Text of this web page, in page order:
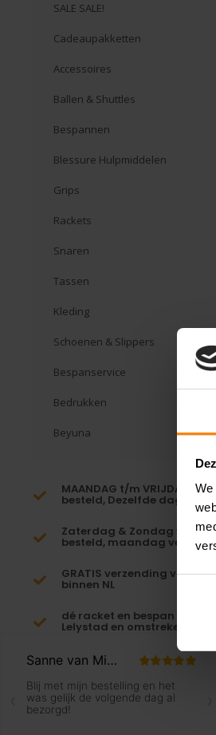
SALE SALE!
Cadeaupakketten
Accessoires
Ballen & Shuttles
Bespannen
Blessure Hulpmiddelen
Grips
Rackets
Snaren
Tassen
Kleding
Schoenen & Slippers
Bespanservice
Bedrukken
Beyuna
MAANDAG t/m VRIJDAG
besteld, Dezelfde dag
Zaterdag & Zondag voor
besteld, maandag
GRATIS verzending vanaf
binnen NL
dé racket en bespan
Lelystad en omstreken